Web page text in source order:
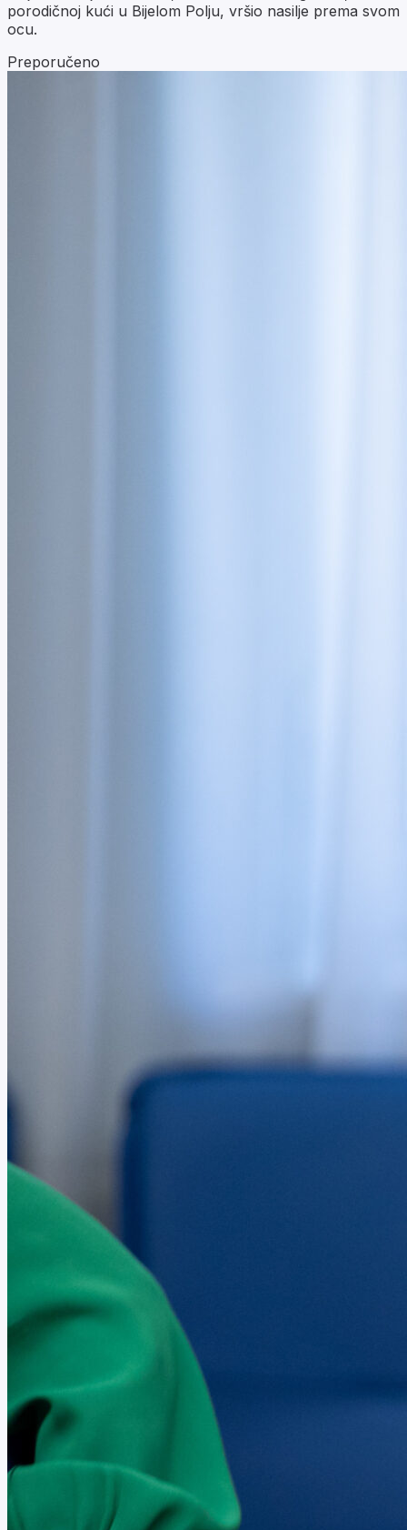
porodičnoj kući u Bijelom Polju, vršio nasilje prema svom
ocu.
Preporučeno